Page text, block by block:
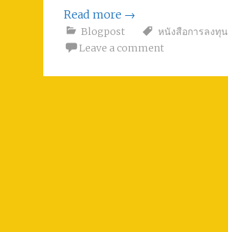
Read more →
Blogpost หนังสือการลงทุน
Leave a comment